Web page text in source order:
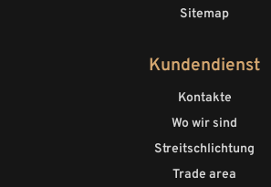
Sitemap
Kundendienst
Kontakte
Wo wir sind
Streitschlichtung
Trade area